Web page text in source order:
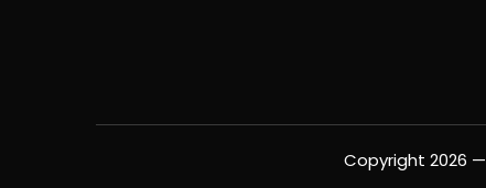
Copyright 2026 —